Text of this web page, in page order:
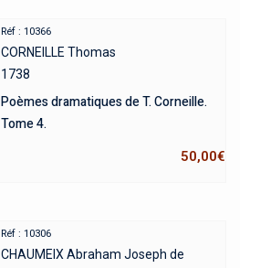
Réf : 10366
CORNEILLE Thomas
1738
Poèmes dramatiques de T. Corneille.
Tome 4.
50,00€
Réf : 10306
CHAUMEIX Abraham Joseph de